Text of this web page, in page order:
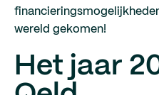
wereld gekomen!
Het jaar